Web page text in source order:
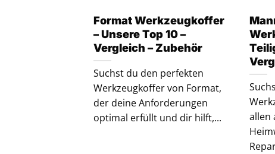
Format Werkzeugkoffer
– Unsere Top 10 –
Vergleich – Zubehör
Suchst du den perfekten
Werkzeugkoffer von Format,
der deine Anforderungen
optimal erfüllt und dir hilft,...
allen